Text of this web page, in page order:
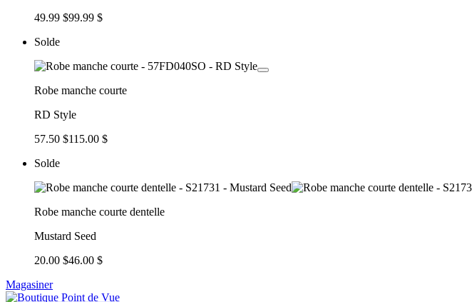
49.99 $99.99 $
Solde
Robe manche courte
RD Style
57.50 $115.00 $
Solde
Robe manche courte dentelle
Mustard Seed
20.00 $46.00 $
Magasiner